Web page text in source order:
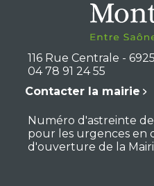
116 Rue Centrale -
04 78 91 24 55
Contacter la mairie
Numéro d'astreinte
pour les urgences en
d'ouverture de la